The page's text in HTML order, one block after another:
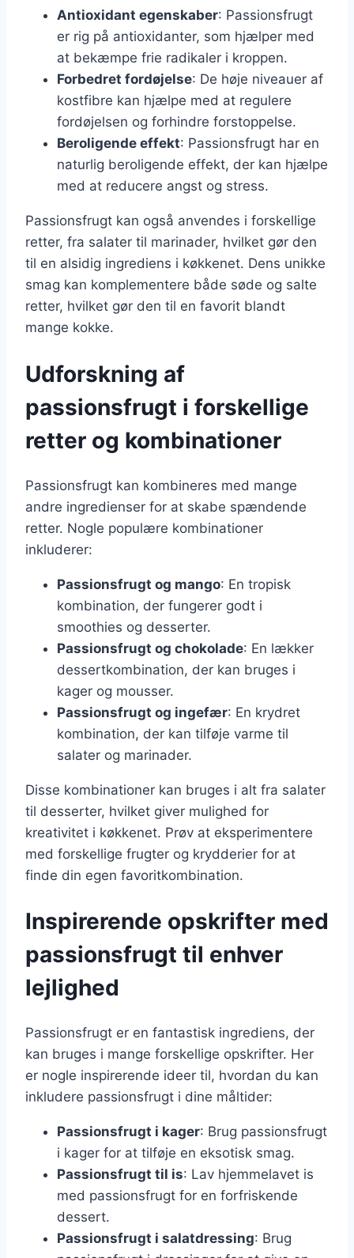
Antioxidant egenskaber: Passionsfrugt
er rig på antioxidanter, som hjælper med
at bekæmpe frie radikaler i kroppen.
Forbedret fordøjelse: De høje niveauer af
kostfibre kan hjælpe med at regulere
fordøjelsen og forhindre forstoppelse.
Beroligende effekt: Passionsfrugt har en
naturlig beroligende effekt, der kan hjælpe
med at reducere angst og stress.
Passionsfrugt kan også anvendes i forskellige
retter, fra salater til marinader, hvilket gør den
til en alsidig ingrediens i køkkenet. Dens unikke
smag kan komplementere både søde og salte
retter, hvilket gør den til en favorit blandt
mange kokke.
Udforskning af
passionsfrugt i forskellige
retter og kombinationer
Passionsfrugt kan kombineres med mange
andre ingredienser for at skabe spændende
retter. Nogle populære kombinationer
inkluderer:
Passionsfrugt og mango: En tropisk
kombination, der fungerer godt i
smoothies og desserter.
Passionsfrugt og chokolade: En lækker
dessertkombination, der kan bruges i
kager og mousser.
Passionsfrugt og ingefær: En krydret
kombination, der kan tilføje varme til
salater og marinader.
Disse kombinationer kan bruges i alt fra salater
til desserter, hvilket giver mulighed for
kreativitet i køkkenet. Prøv at eksperimentere
med forskellige frugter og krydderier for at
finde din egen favoritkombination.
Inspirerende opskrifter med
passionsfrugt til enhver
lejlighed
Passionsfrugt er en fantastisk ingrediens, der
kan bruges i mange forskellige opskrifter. Her
er nogle inspirerende ideer til, hvordan du kan
inkludere passionsfrugt i dine måltider:
Passionsfrugt i kager: Brug passionsfrugt
i kager for at tilføje en eksotisk smag.
Passionsfrugt til is: Lav hjemmelavet is
med passionsfrugt for en forfriskende
dessert.
Passionsfrugt i salatdressing: Brug